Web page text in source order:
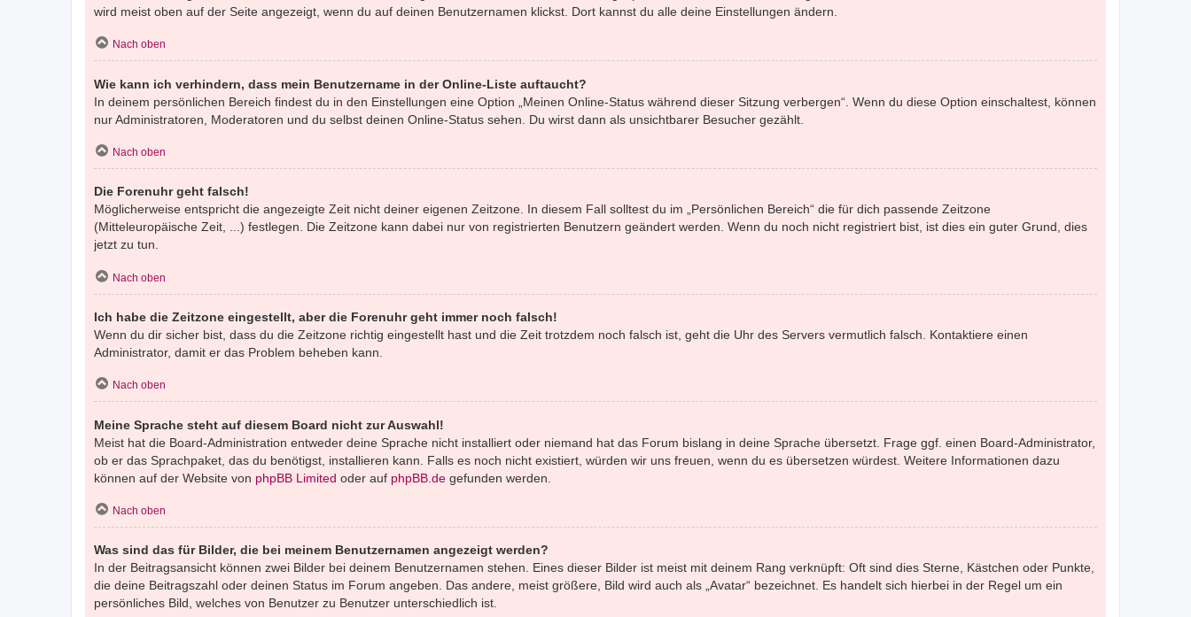
wird meist oben auf der Seite angezeigt, wenn du auf deinen Benutzernamen klickst. Dort kannst du alle deine Einstellungen ändern.
Nach oben
Wie kann ich verhindern, dass mein Benutzername in der Online-Liste auftaucht?
In deinem persönlichen Bereich findest du in den Einstellungen eine Option „Meinen Online-Status während dieser Sitzung verbergen“. Wenn du diese Option einschaltest, können
nur Administratoren, Moderatoren und du selbst deinen Online-Status sehen. Du wirst dann als unsichtbarer Besucher gezählt.
Nach oben
Die Forenuhr geht falsch!
Möglicherweise entspricht die angezeigte Zeit nicht deiner eigenen Zeitzone. In diesem Fall solltest du im „Persönlichen Bereich“ die für dich passende Zeitzone
(Mitteleuropäische Zeit, ...) festlegen. Die Zeitzone kann dabei nur von registrierten Benutzern geändert werden. Wenn du noch nicht registriert bist, ist dies ein guter Grund, dies
jetzt zu tun.
Nach oben
Ich habe die Zeitzone eingestellt, aber die Forenuhr geht immer noch falsch!
Wenn du dir sicher bist, dass du die Zeitzone richtig eingestellt hast und die Zeit trotzdem noch falsch ist, geht die Uhr des Servers vermutlich falsch. Kontaktiere einen
Administrator, damit er das Problem beheben kann.
Nach oben
Meine Sprache steht auf diesem Board nicht zur Auswahl!
Meist hat die Board-Administration entweder deine Sprache nicht installiert oder niemand hat das Forum bislang in deine Sprache übersetzt. Frage ggf. einen Board-Administrator,
ob er das Sprachpaket, das du benötigst, installieren kann. Falls es noch nicht existiert, würden wir uns freuen, wenn du es übersetzen würdest. Weitere Informationen dazu
können auf der Website von phpBB Limited oder auf phpBB.de gefunden werden.
Nach oben
Was sind das für Bilder, die bei meinem Benutzernamen angezeigt werden?
In der Beitragsansicht können zwei Bilder bei deinem Benutzernamen stehen. Eines dieser Bilder ist meist mit deinem Rang verknüpft: Oft sind dies Sterne, Kästchen oder Punkte,
die deine Beitragszahl oder deinen Status im Forum angeben. Das andere, meist größere, Bild wird auch als „Avatar“ bezeichnet. Es handelt sich hierbei in der Regel um ein
persönliches Bild, welches von Benutzer zu Benutzer unterschiedlich ist.